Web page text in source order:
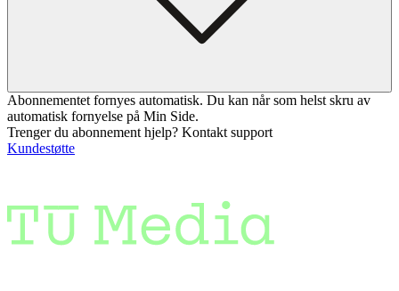
Abonnementet fornyes automatisk. Du kan når som helst skru av
automatisk fornyelse på Min Side.
Trenger du abonnement hjelp? Kontakt support
Kundestøtte